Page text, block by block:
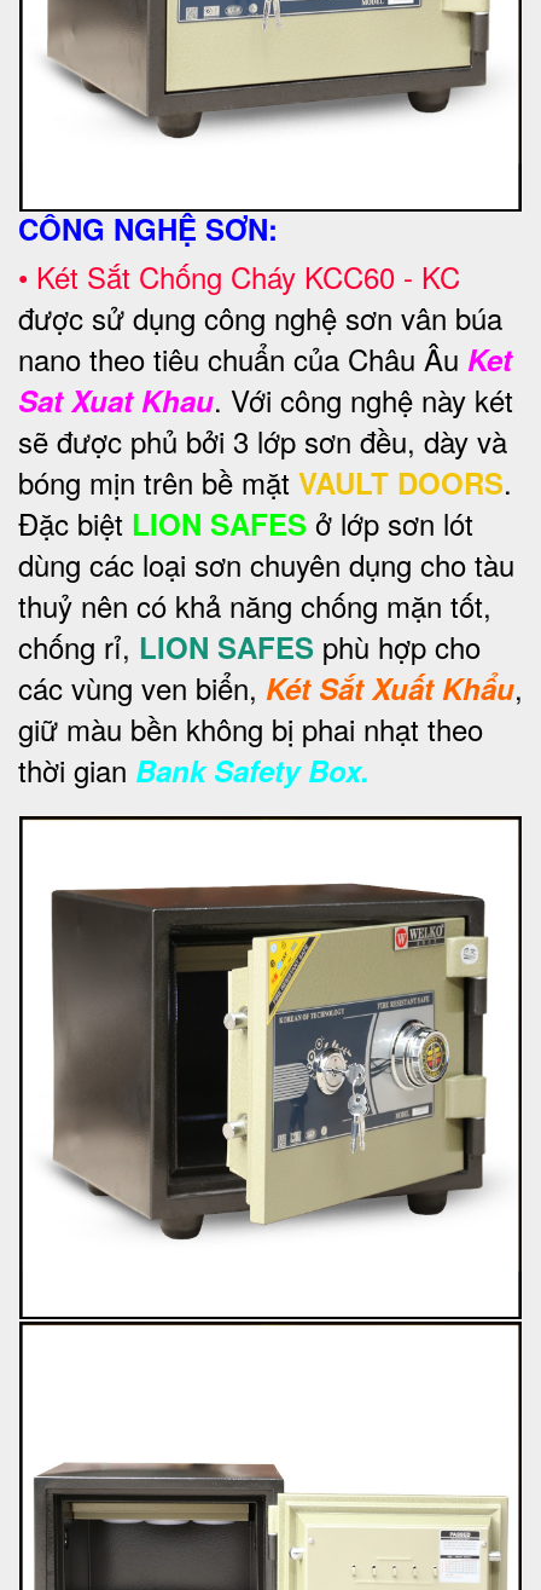
CÔNG NGHỆ SƠN:
• Két Sắt Chống Cháy KCC60 - KC
được sử dụng công nghệ sơn vân búa
nano theo tiêu chuẩn của Châu Âu Ket
Sat Xuat Khau. Với công nghệ này két
sẽ được phủ bởi 3 lớp sơn đều, dày và
bóng mịn trên bề mặt VAULT DOORS.
Đặc biệt LION SAFES ở lớp sơn lót
dùng các loại sơn chuyên dụng cho tàu
thuỷ nên có khả năng chống mặn tốt,
chống rỉ, LION SAFES phù hợp cho
các vùng ven biển, Két Sắt Xuất Khẩu,
giữ màu bền không bị phai nhạt theo
thời gian Bank Safety Box.